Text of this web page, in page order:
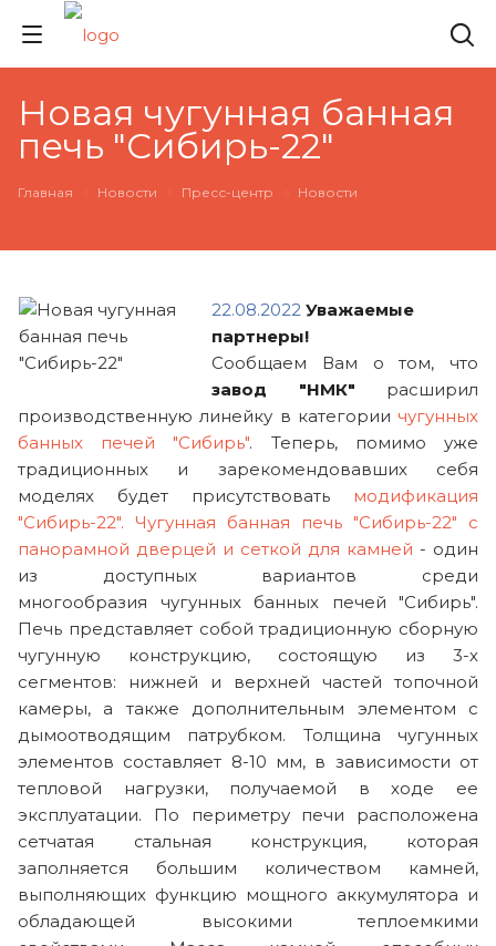
Новая чугунная банная
печь "Сибирь-22"
Главная Новости Пресс-центр Новости
22.08.2022 Уважаемые
партнеры!
Сообщаем Вам о том, что
завод "НМК" расширил
производственную линейку в категории чугунных
банных печей "Сибирь". Теперь, помимо уже
традиционных и зарекомендовавших себя
моделях будет присутствовать модификация
"Сибирь-22". Чугунная банная печь "Сибирь-22" с
панорамной дверцей и сеткой для камней - один
из доступных вариантов среди
многообразия чугунных банных печей "Сибирь".
Печь представляет собой традиционную сборную
чугунную конструкцию, состоящую из 3-х
сегментов: нижней и верхней частей топочной
камеры, а также дополнительным элементом с
дымоотводящим патрубком. Толщина чугунных
элементов составляет 8-10 мм, в зависимости от
тепловой нагрузки, получаемой в ходе ее
эксплуатации. По периметру печи расположена
сетчатая стальная конструкция, которая
заполняется большим количеством камней,
выполняющих функцию мощного аккумулятора и
обладающей высокими теплоемкими